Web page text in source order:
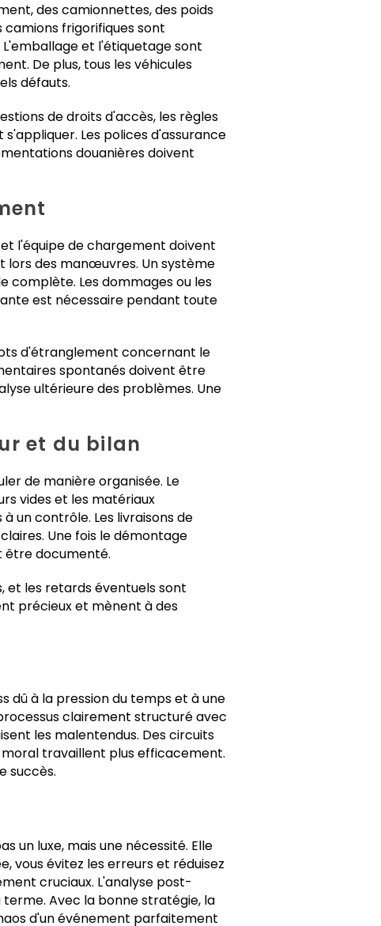
des camionnettes, des poids
camions frigorifiques sont
et l'étiquetage sont
De plus, tous les véhicules
défauts.
de droits d'accès, les règles
Les polices d'assurance
douanières doivent
l'équipe de chargement doivent
lors des manœuvres. Un système
complète. Les dommages ou les
est nécessaire pendant toute
d'étranglement concernant le
spontanés doivent être
ultérieure des problèmes. Une
et du bilan
de manière organisée. Le
vides et les matériaux
un contrôle. Les livraisons de
Une fois le démontage
être documenté.
et les retards éventuels sont
précieux et mènent à des
dû à la pression du temps et à une
clairement structuré avec
les malentendus. Des circuits
moral travaillent plus efficacement.
succès.
un luxe, mais une nécessité. Elle
vous évitez les erreurs et réduisez
cruciaux. L'analyse post-
Avec la bonne stratégie, la
d'un événement parfaitement